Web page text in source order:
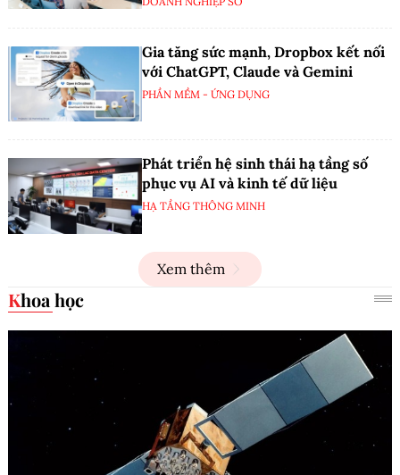
Gia tăng sức mạnh, Dropbox kết nối
với ChatGPT, Claude và Gemini
PHẦN MỀM - ỨNG DỤNG
Phát triển hệ sinh thái hạ tầng số
phục vụ AI và kinh tế dữ liệu
HẠ TẦNG THÔNG MINH
Xem thêm
Khoa học